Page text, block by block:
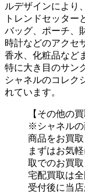
ルデザインにより、
トレンドセッター
バッグ、ポーチ、
時計などのアクセ
香水、化粧品など
特に大き目のサン
シャネルのコレク
れています。
【その他の
※シャネルの
商品をお買取
まずはお気
取でのお買取
宅配買取は
受付後に当